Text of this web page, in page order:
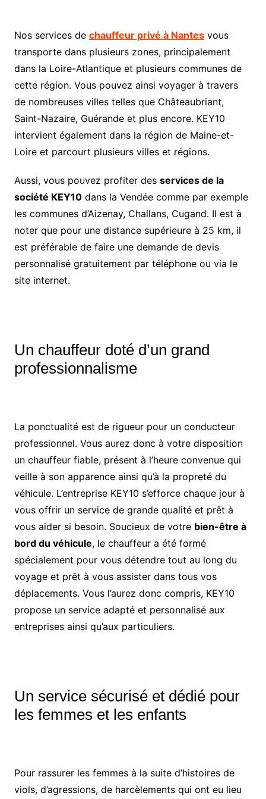
Nos services de chauffeur privé à Nantesvous
transporte dans plusieurs zones, principalement
dans la Loire-Atlantique et plusieurs communes de
cette région. Vous pouvez ainsi voyager à travers
de nombreuses villes telles que Châteaubriant,
Saint-Nazaire, Guérande et plus encore. KEY10
intervient également dans la région de Maine-et-
Loire et parcourt plusieurs villes et régions.
Aussi, vous pouvez profiter des services de la
société KEY10dans la Vendée comme par exemple
les communes d’Aizenay, Challans, Cugand. Il est à
noter que pour une distance supérieure à 25 km, il
est préférable de faire une demande de devis
personnalisé gratuitement par téléphone ou via le
site internet.
Un chauffeur doté d’un grand
professionnalisme
La ponctualité est de rigueur pour un conducteur
professionnel. Vous aurez donc à votre disposition
un chauffeur fiable, présent à l’heure convenue qui
veille à son apparence ainsi qu’à la propreté du
véhicule. L’entreprise KEY10 s’efforce chaque jour à
vous offrir un service de grande qualité et prêt à
vous aider si besoin. Soucieux de votre bien-être à
bord du véhicule, le chauffeur a été formé
spécialement pour vous détendre tout au long du
voyage et prêt à vous assister dans tous vos
déplacements. Vous l’aurez donc compris, KEY10
propose un service adapté et personnalisé aux
entreprises ainsi qu’aux particuliers.
Un service sécurisé et dédié pour
les femmes et les enfants
Pour rassurer les femmes à la suite d’histoires de
viols, d’agressions, de harcèlements qui ont eu lieu